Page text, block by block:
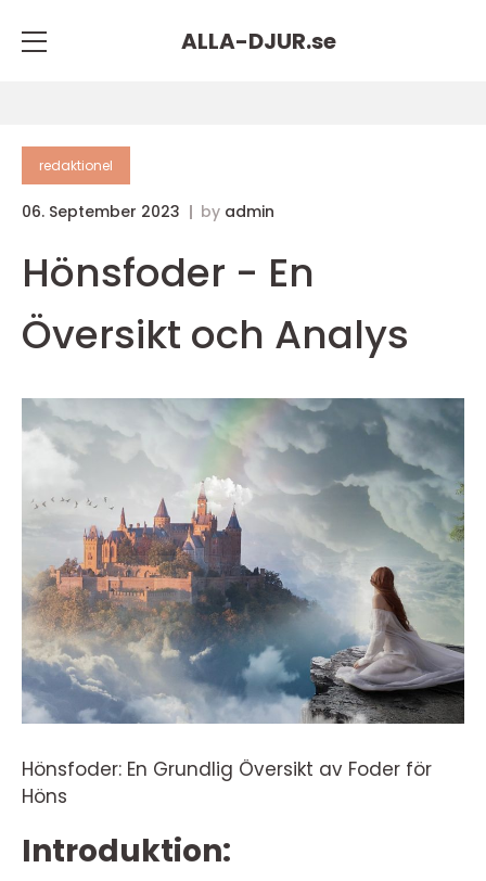
ALLA-DJUR.se
redaktionel
06. September 2023 by admin
Hönsfoder - En
Översikt och Analys
Hönsfoder: En Grundlig Översikt av Foder för
Höns
Introduktion: